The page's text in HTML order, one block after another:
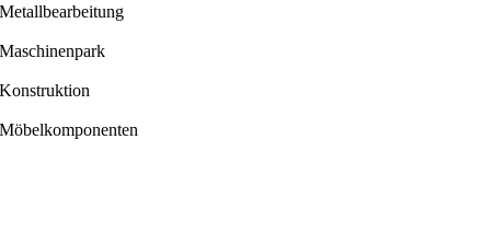
Metallbearbeitung
Maschinenpark
Konstruktion
Möbelkomponenten